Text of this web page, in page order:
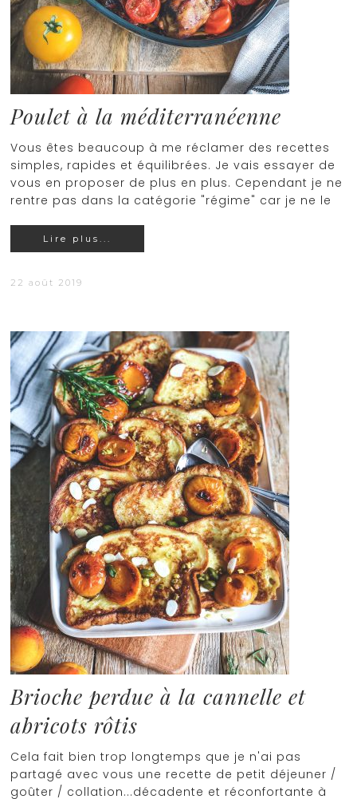
Poulet à la méditerranéenne
Vous êtes beaucoup à me réclamer des recettes
simples, rapides et équilibrées. Je vais essayer de
vous en proposer de plus en plus. Cependant je ne
rentre pas dans la catégorie "régime" car je ne le
Lire plus...
22 août 2019
Brioche perdue à la cannelle et
abricots rôtis
Cela fait bien trop longtemps que je n'ai pas
partagé avec vous une recette de petit déjeuner /
goûter / collation...décadente et réconfortante à